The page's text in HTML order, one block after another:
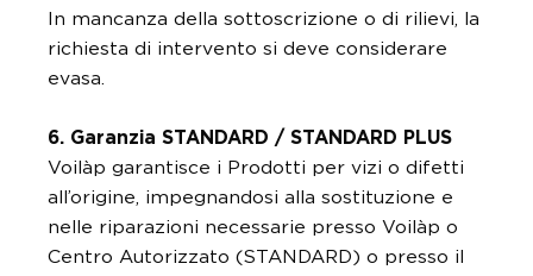
In mancanza della sottoscrizione o di rilievi, la
richiesta di intervento si deve considerare
evasa.
6. Garanzia STANDARD / STANDARD PLUS
Voilàp garantisce i Prodotti per vizi o difetti
all’origine, impegnandosi alla sostituzione e
nelle riparazioni necessarie presso Voilàp o
Centro Autorizzato (STANDARD) o presso il